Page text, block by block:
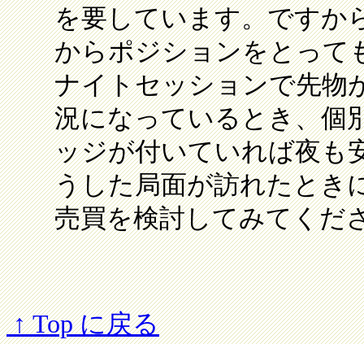
を要しています。ですか
からポジションをとって
ナイトセッションで先物
況になっているとき、個
ッジが付いていれば夜も
うした局面が訪れたとき
売買を検討してみてくだ
↑ Top に戻る